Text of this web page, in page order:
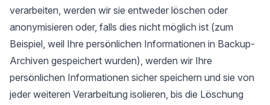
verarbeiten, werden wir sie entweder löschen oder
anonymisieren oder, falls dies nicht möglich ist (zum
Beispiel, weil Ihre persönlichen Informationen in Backup-
Archiven gespeichert wurden), werden wir Ihre
persönlichen Informationen sicher speichern und sie von
jeder weiteren Verarbeitung isolieren, bis die Löschung